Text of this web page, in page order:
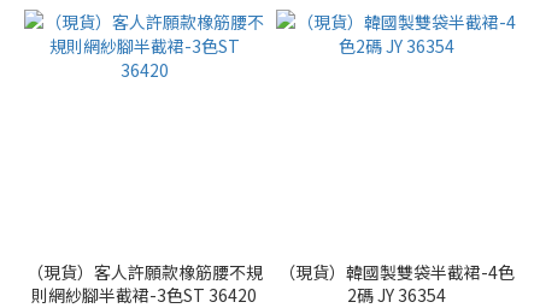
（現貨）客人許願款橡筋腰不規
則網紗腳半截裙-3色ST 36420
（現貨）韓國製雙袋半截裙-4色
2碼 JY 36354